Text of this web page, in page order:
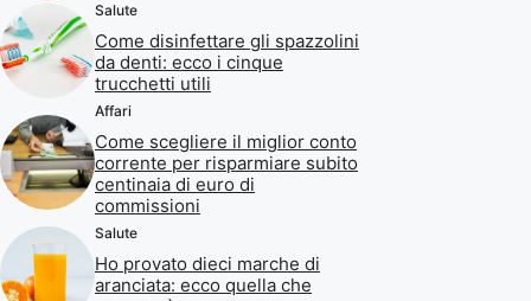
Salute
Come disinfettare gli spazzolini
da denti: ecco i cinque
trucchetti utili
Affari
Come scegliere il miglior conto
corrente per risparmiare subito
centinaia di euro di
commissioni
Salute
Ho provato dieci marche di
aranciata: ecco quella che